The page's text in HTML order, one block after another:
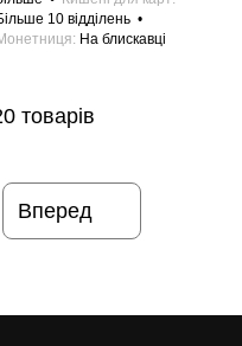
10 відділень
На блискавці
товарів
Вперед